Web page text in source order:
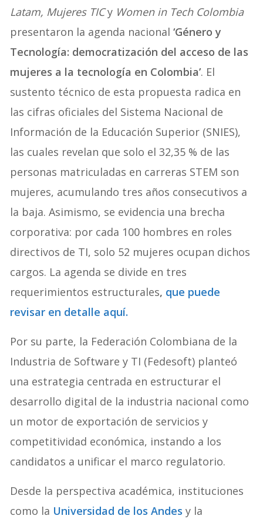
Latam, Mujeres TICy Women in Tech Colombia
presentaron la agenda nacional‘Género y
Tecnología: democratización del acceso de las
mujeres a la tecnología en Colombia’. El
sustento técnico de esta propuesta radica en
las cifras oficiales del Sistema Nacional de
Información de la Educación Superior (SNIES),
las cuales revelan que solo el 32,35 % de las
personas matriculadas en carreras STEM son
mujeres, acumulando tres años consecutivos a
la baja. Asimismo, se evidencia una brecha
corporativa: por cada 100 hombres en roles
directivos de TI, solo 52 mujeres ocupan dichos
cargos. La agenda se divide en tres
requerimientos estructurales, que puede
revisar en detalle aquí.
Por su parte, la Federación Colombiana de la
Industria de Software y TI (Fedesoft) planteó
una estrategia centrada en estructurar el
desarrollo digital de la industria nacional como
un motor de exportación de servicios y
competitividad económica, instando a los
candidatos a unificar el marco regulatorio.
Desde la perspectiva académica, instituciones
como la Universidad de los Andes y la